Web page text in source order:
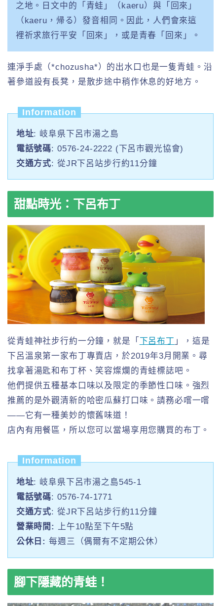
之地。日文中的「青蛙」（kaeru）與「回來」
（kaeru，帰る）發音相同。因此，人們會來這
裡祈求旅行平安「回來」，或是青春「回來」。
連淨手處（*chozusha*）的出水口也是一隻青蛙。沿
著參道設有長凳，是散步途中稍作休息的好地方。
Information
地址: 岐阜県下呂市湯之島
電話號碼: 0576-24-2222 (下呂市觀光協會)
交通方式: 從JR下呂站步行約11分鐘
甜點時光：下呂布丁
從青蛙神社步行約一分鐘，就是「 下呂布丁 」，這是
下呂溫泉第一家布丁專賣店，於2019年3月開業。尋
找拿著湯匙和布丁杯、笑容燦爛的青蛙標誌吧。
他們提供五種基本口味以及限定的季節性口味。強烈
推薦的是外觀清新的哈密瓜蘇打口味。請務必嚐一嚐
——它有一種美妙的懷舊味道！
店內有用餐區，所以您可以當場享用您購買的布丁。
Information
地址: 岐阜県下呂市湯之島545-1
電話號碼: 0576-74-1771
交通方式: 從JR下呂站步行約11分鐘
營業時間:
上午10點至下午5點
公休日: 每週三（偶爾有不定期公休）
腳下隱藏的青蛙！